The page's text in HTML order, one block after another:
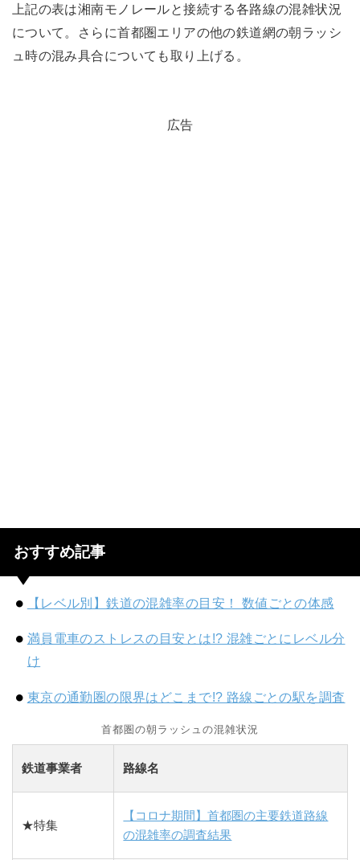
上記の表は湘南モノレールと接続する各路線の混雑状況
について。さらに首都圏エリアの他の鉄道網の朝ラッシ
ュ時の混み具合についても取り上げる。
広告
おすすめ記事
【レベル別】鉄道の混雑率の目安！ 数値ごとの体感
満員電車のストレスの目安とは!? 混雑ごとにレベル分
け
東京の通勤圏の限界はどこまで!? 路線ごとの駅を調査
首都圏の朝ラッシュの混雑状況
鉄道事業者 路線名
★特集
【コロナ期間】首都圏の主要鉄道路線
の混雑率の調査結果